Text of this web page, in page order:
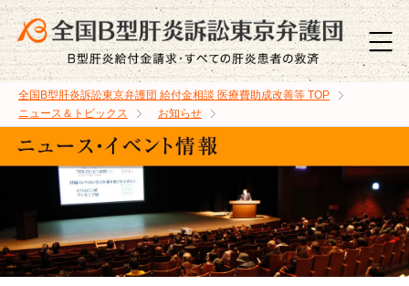
全国B型肝炎訴訟東京弁護団 給付金相談 医療費助成改善等 TOP
ニュース＆トピックス
お知らせ